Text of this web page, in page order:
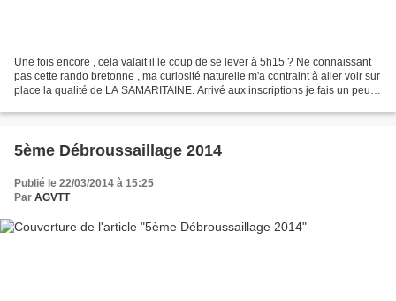
Une fois encore , cela valait il le coup de se lever à 5h15 ? Ne connaissant
pas cette rando bretonne , ma curiosité naturelle m'a contraint à aller voir sur
place la qualité de LA SAMARITAINE. Arrivé aux inscriptions je fais un peu
5ème Débroussaillage 2014
Publié le 22/03/2014 à 15:25
Par AGVTT